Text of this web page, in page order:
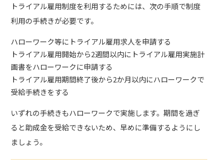
トライアル雇用制度を利用するためには、次の手順で制度
利用の手続きが必要です。
ハローワーク等にトライアル雇用求人を申請する
トライアル雇用開始から2週間以内にトライアル雇用実施計
画書をハローワークに申請する
トライアル雇用期間終了後から2か月以内にハローワークで
受給手続きをする
いずれの手続きもハローワークで実施します。期間を過ぎ
ると助成金を受給できないため、早めに準備するようにし
ましょう。